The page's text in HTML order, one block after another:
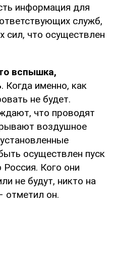
информация для
служб,
сил, что осуществлен
вспышка,
. Когда именно, как
не будет.
что проводят
воздушное
осуществлен пуск
Кого они
не будут, никто на
отметил он.